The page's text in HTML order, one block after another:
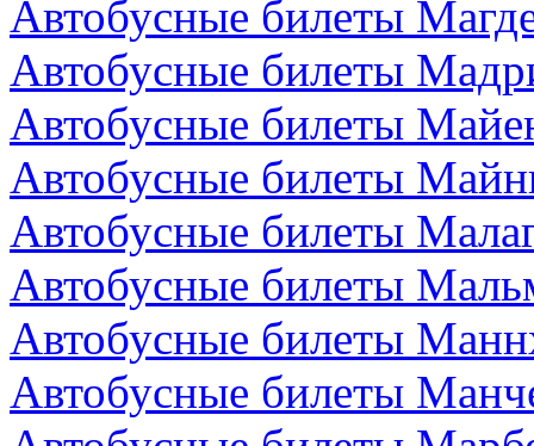
Автобусные билеты
Автобусные билеты
Автобусные билеты
Автобусные билеты
Автобусные билеты
Автобусные билеты
Автобусные билеты
Автобусные билеты